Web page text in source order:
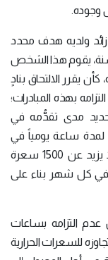
وجوده.
ولديه هدف محدد
في نهاية السنة، يقوم هذا الشخص
يقرر الالتحاق بنادٍ
بهذه المبادرات؛
مدى تقدُّمه في
ساعة يومياً في
النادي الرياضي"، و"تناول الوجبات الغذائية بما لا يزيد عن 1500 سعرة
في كل شهر بناء على
التزامه بساعات
للسعرات الحرارية